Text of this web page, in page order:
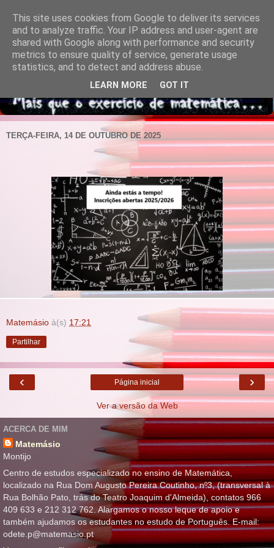
TERÇA-FEIRA, 14 DE OUTUBRO DE 2025
Matemásio à(s) 17:21
Partilhar
‹ ›
Página inicial
Ver a versão da Web
ACERCA DE MIM
Matemásio
Montijo
Centro de estudos especializado no ensino de Matemática,
localizado na Rua Dom Augusto Pereira Coutinho, nº3, (transversal à
Rua Bolhão Pato, trás do Teatro Joaquim d'Almeida), contatos 966
409 633 e 212 312 762. Alargamos o nosso leque de apoio e
também ajudamos os estudantes no estudo de Português. E-mail:
odete.p@matemasio.pt
This site uses cookies from Google to deliver its services
and to analyze traffic. Your IP address and user-agent are
shared with Google along with performance and security
metrics to ensure quality of service, generate usage
statistics, and to detect and address abuse.
LEARN MORE GOT IT